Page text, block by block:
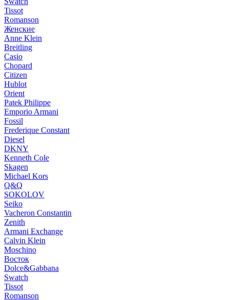
Tissot
Romanson
Женские
Anne Klein
Breitling
Casio
Chopard
Citizen
Hublot
Orient
Patek Philippe
Emporio Armani
Fossil
Frederique Constant
Diesel
DKNY
Kenneth Cole
Skagen
Michael Kors
Q&Q
SOKOLOV
Seiko
Vacheron Constantin
Zenith
Armani Exchange
Calvin Klein
Moschino
Восток
Dolce&Gabbana
Swatch
Tissot
Romanson